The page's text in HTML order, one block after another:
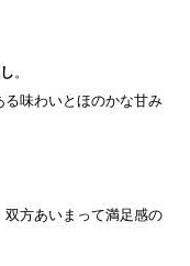
。
る味わいとほのかな甘み
双方あいまって満足感の